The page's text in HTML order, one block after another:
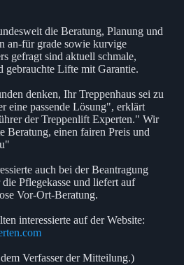
die Beratung, Planung und
an-für grade sowie kurvige
gefragt sind aktuell schmale,
gebrauchte Lifte mit Garantie.
denken, Ihr Treppenhaus sei zu
eine passende Lösung", erklärt
der Treppenlift Experten." Wir
Beratung, einen fairen Preis und
auch bei der Beantragung
Pflegekasse und liefert auf
Vor-Ort-Beratung.
interessierte auf der Website:
Verfasser der Mitteilung.)